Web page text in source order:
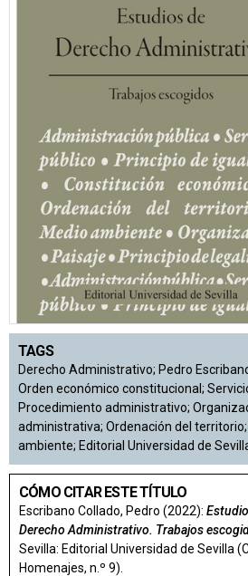
TAGS
Derecho Administrativo; Pedro
Orden económico constitucional;
Procedimiento administrativo;
administrativa; Ordenación del
ambiente; Editorial Universidad de
CÓMO CITAR ESTE TÍTULO
Escribano Collado, Pedro (2022):
Derecho Administrativo. Trabajos
Sevilla: Editorial Universidad de Sevilla
Homenajes, n.º 9).